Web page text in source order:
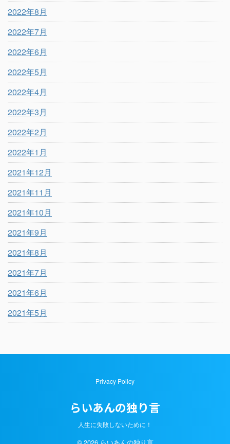
2022年8月
2022年7月
2022年6月
2022年5月
2022年4月
2022年3月
2022年2月
2022年1月
2021年12月
2021年11月
2021年10月
2021年9月
2021年8月
2021年7月
2021年6月
2021年5月
Privacy Policy
らいあんの独り言
人生に失敗しないために！
© 2026 らいあんの独り言